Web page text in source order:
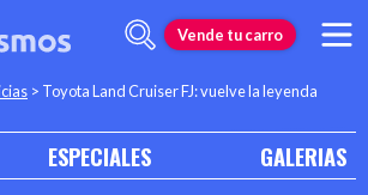
Vende tu carro
> Toyota Land Cruiser FJ: vuelve la leyenda
ESPECIALES GALERIAS